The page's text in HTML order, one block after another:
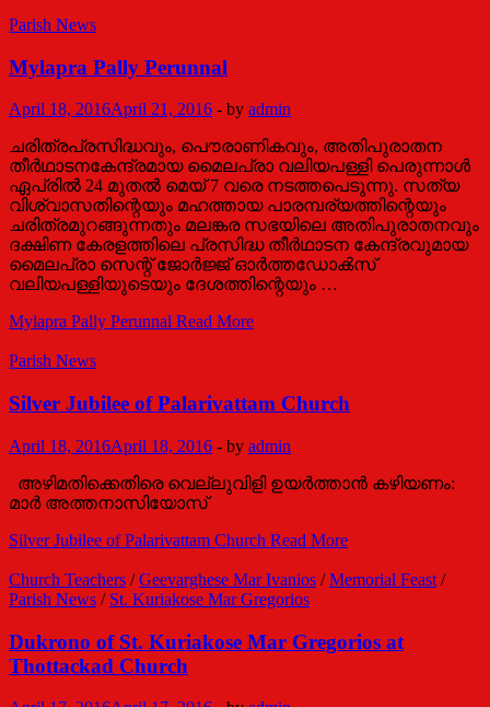
Parish News
Mylapra Pally Perunnal
April 18, 2016April 21, 2016 - by admin
ചരിത്രപ്രസിദ്ധവും, പൌരാണികവും, അതിപുരാതന
തീർഥാടനകേന്ദ്രമായ മൈലപ്രാ വലിയപള്ളി പെരുന്നാൾ
ഏപ്രിൽ 24 മുതൽ മെയ് 7 വരെ നടത്തപെടുന്നു. സത്യ
വിശ്വാസതിന്റെയും മഹത്തായ പാരമ്പര്യത്തിന്റെയും
ചരിത്രമുറങ്ങുന്നതും മലങ്കര സഭയിലെ അതിപുരാതനവും
ദക്ഷിണ കേരളത്തിലെ പ്രസിദ്ധ തീർഥാടന കേന്ദ്രവുമായ
മൈലപ്രാ സെന്റ് ജോർജ്ജ് ഓർത്തഡോൿസ്
വലിയപള്ളിയുടെയും ദേശത്തിന്റെയും …
Mylapra Pally Perunnal Read More
Parish News
Silver Jubilee of Palarivattam Church
April 18, 2016April 18, 2016 - by admin
അഴിമതിക്കെതിരെ വെല്ലുവിളി ഉയർത്താൻ കഴിയണം:
മാർ അത്തനാസിയോസ്‌
Silver Jubilee of Palarivattam Church Read More
Church Teachers /Geevarghese Mar Ivanios /Memorial Feast /
Parish News / St. Kuriakose Mar Gregorios
Dukrono of St. Kuriakose Mar Gregorios at
Thottackad Church